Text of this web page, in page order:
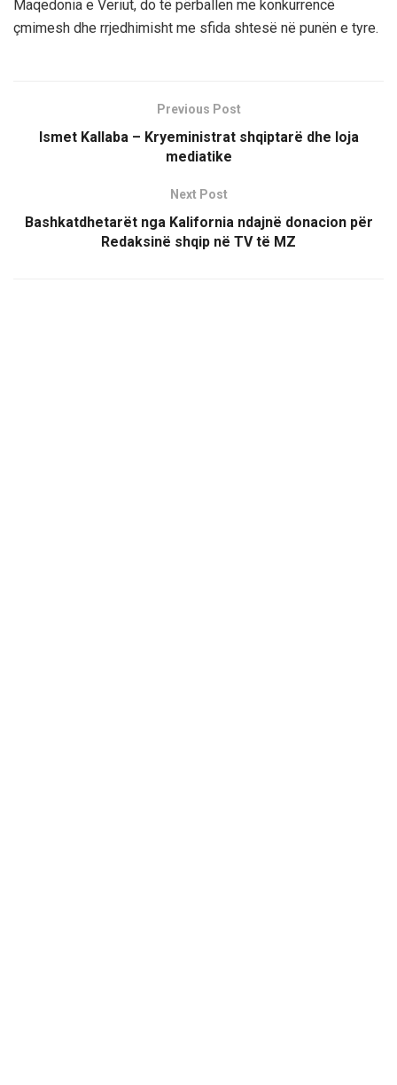
Maqedonia e Veriut, do të përballen me konkurrencë
çmimesh dhe rrjedhimisht me sfida shtesë në punën e tyre.
Previous Post
Ismet Kallaba – Kryeministrat shqiptarë dhe loja
mediatike
Next Post
Bashkatdhetarët nga Kalifornia ndajnë donacion për
Redaksinë shqip në TV të MZ